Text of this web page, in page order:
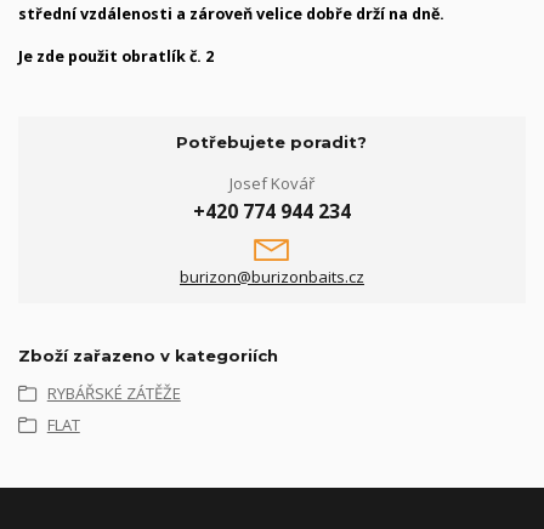
střední vzdálenosti a zároveň velice dobře drží na dně.
Je zde použit obratlík č. 2
Potřebujete poradit?
Josef Kovář
+420 774 944 234
burizon@burizonbaits.cz
Zboží zařazeno v kategoriích
RYBÁŘSKÉ ZÁTĚŽE
FLAT